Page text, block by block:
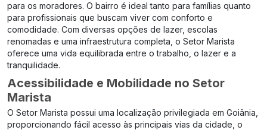
para os moradores. O bairro é ideal tanto para famílias quanto
para profissionais que buscam viver com conforto e
comodidade. Com diversas opções de lazer, escolas
renomadas e uma infraestrutura completa, o Setor Marista
oferece uma vida equilibrada entre o trabalho, o lazer e a
tranquilidade.
Acessibilidade e Mobilidade no Setor
Marista
O Setor Marista possui uma localização privilegiada em Goiânia,
proporcionando fácil acesso às principais vias da cidade, o